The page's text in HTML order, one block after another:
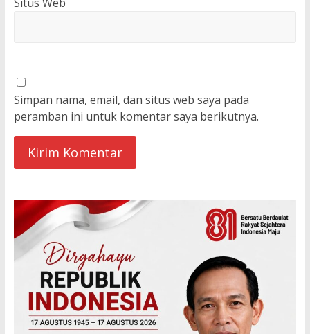
Simpan nama, email, dan situs web saya pada
peramban ini untuk komentar saya berikutnya.